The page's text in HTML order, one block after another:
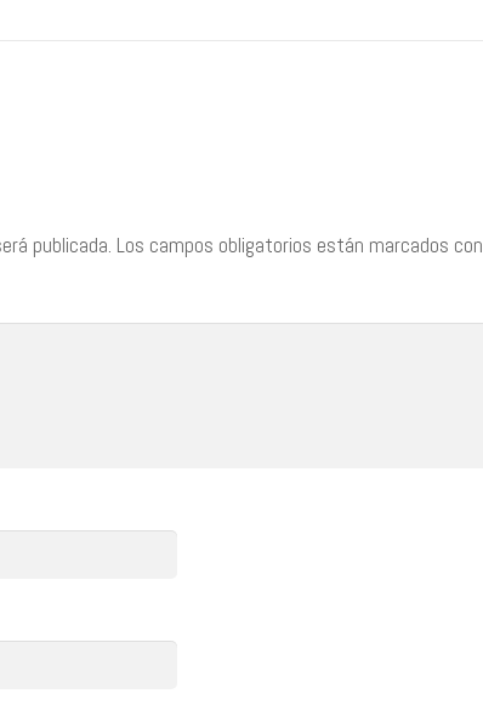
publicada. Los campos obligatorios están marcados con